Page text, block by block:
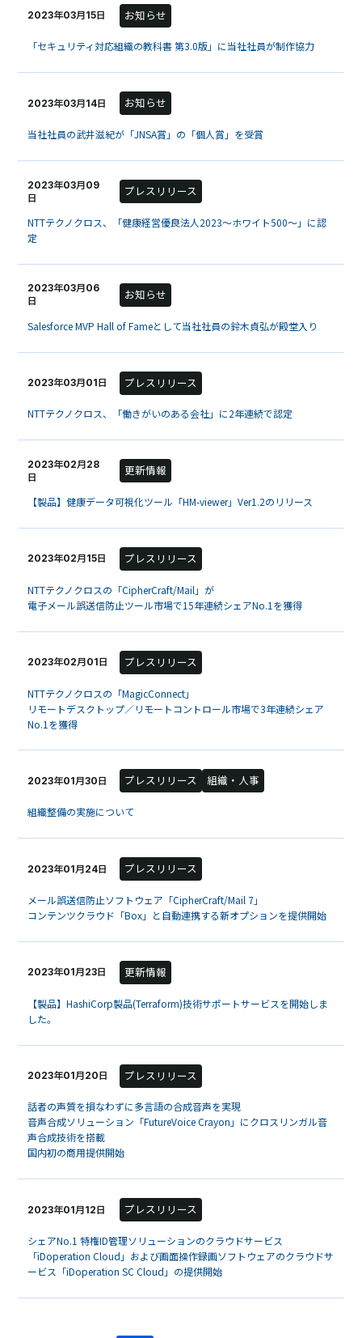
2023年03月15日 お知らせ
「セキュリティ対応組織の教科書 第3.0版」に当社社員が制作協力
2023年03月14日 お知らせ
当社社員の武井滋紀が「JNSA賞」の「個人賞」を受賞
2023年03月09
日
プレスリリース
NTTテクノクロス、「健康経営優良法人2023～ホワイト500～」に認
定
2023年03月06
日
お知らせ
Salesforce MVP Hall of Fameとして当社社員の鈴木貞弘が殿堂入り
2023年03月01日 プレスリリース
NTTテクノクロス、「働きがいのある会社」に2年連続で認定
2023年02月28
日
更新情報
【製品】健康データ可視化ツール「HM-viewer」Ver1.2のリリース
2023年02月15日 プレスリリース
NTTテクノクロスの「CipherCraft/Mail」が
電子メール誤送信防止ツール市場で15年連続シェアNo.1を獲得
2023年02月01日 プレスリリース
NTTテクノクロスの「MagicConnect」
リモートデスクトップ／リモートコントロール市場で3年連続シェア
No.1を獲得
2023年01月30日 プレスリリース 組織・人事
組織整備の実施について
2023年01月24日 プレスリリース
メール誤送信防止ソフトウェア「CipherCraft/Mail 7」
コンテンツクラウド「Box」と自動連携する新オプションを提供開始
2023年01月23日 更新情報
【製品】HashiCorp製品(Terraform)技術サポートサービスを開始しま
した。
2023年01月20日 プレスリリース
話者の声質を損なわずに多言語の合成音声を実現
音声合成ソリューション「FutureVoice Crayon」にクロスリンガル音
声合成技術を搭載
国内初の商用提供開始
2023年01月12日 プレスリリース
シェアNo.1 特権ID管理ソリューションのクラウドサービス
「iDoperation Cloud」および画面操作録画ソフトウェアのクラウドサ
ービス「iDoperation SC Cloud」の提供開始